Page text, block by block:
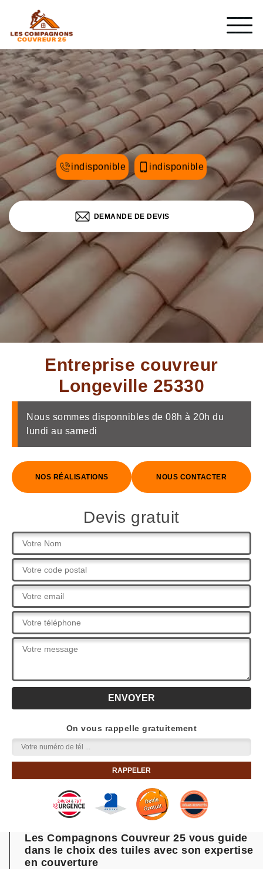
indisponible indisponible
DEMANDE DE DEVIS
Entreprise couvreur
Longeville 25330
Nous sommes disponnibles de 08h à 20h du
lundi au samedi
NOS RÉALISATIONS NOUS CONTACTER
Devis gratuit
On vous rappelle gratuitement
Les Compagnons Couvreur 25 vous guide
dans le choix des tuiles avec son expertise
en couverture